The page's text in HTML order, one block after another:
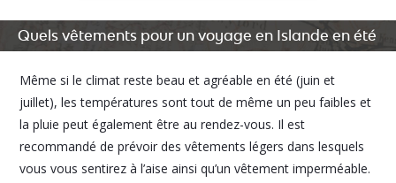
Quels vêtements pour un voyage en Islande en été
Même si le climat reste beau et agréable en été (juin et
juillet), les températures sont tout de même un peu faibles et
la pluie peut également être au rendez-vous. Il est
recommandé de prévoir des vêtements légers dans lesquels
vous vous sentirez à l’aise ainsi qu’un vêtement imperméable.